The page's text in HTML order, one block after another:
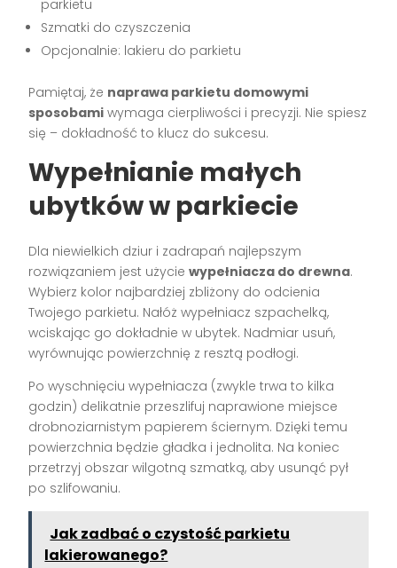
parkietu
Szmatki do czyszczenia
Opcjonalnie: lakieru do parkietu
Pamiętaj, że naprawa parkietu domowymi
sposobami wymaga cierpliwości i precyzji. Nie spiesz
się – dokładność to klucz do sukcesu.
Wypełnianie małych
ubytków w parkiecie
Dla niewielkich dziur i zadrapań najlepszym
rozwiązaniem jest użyciewypełniacza do drewna.
Wybierz kolor najbardziej zbliżony do odcienia
Twojego parkietu. Nałóż wypełniacz szpachelką,
wciskając go dokładnie w ubytek. Nadmiar usuń,
wyrównując powierzchnię z resztą podłogi.
Po wyschnięciu wypełniacza (zwykle trwa to kilka
godzin) delikatnie przeszlifuj naprawione miejsce
drobnoziarnistym papierem ściernym. Dzięki temu
powierzchnia będzie gładka i jednolita. Na koniec
przetrzyj obszar wilgotną szmatką, aby usunąć pył
po szlifowaniu.
Jak zadbać o czystość parkietu
lakierowanego?